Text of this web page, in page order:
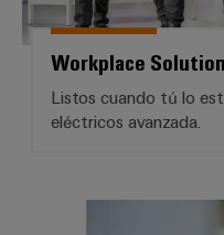
Workplace
Listos cuando tú lo
eléctricos avanzada.